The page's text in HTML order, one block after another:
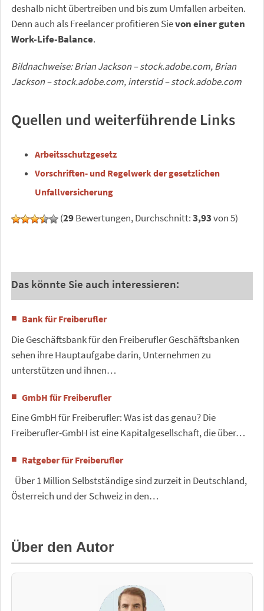
deshalb nicht übertreiben und bis zum Umfallen arbeiten.
Denn auch als Freelancer profitieren Sievon einer guten
Work-Life-Balance.
Bildnachweise: Brian Jackson – stock.adobe.com, Brian
Jackson – stock.adobe.com, interstid – stock.adobe.com
Quellen und weiterführende Links
Arbeitsschutzgesetz
Vorschriften- und Regelwerk der gesetzlichen
Unfallversicherung
(29Bewertungen, Durchschnitt:3,93von 5)
Das könnte Sie auch interessieren:
Bank für Freiberufler
Die Geschäftsbank für den Freiberufler Geschäftsbanken
sehen ihre Hauptaufgabe darin, Unternehmen zu
unterstützen und ihnen…
GmbH für Freiberufler
Eine GmbH für Freiberufler: Was ist das genau? Die
Freiberufler-GmbH ist eine Kapitalgesellschaft, die über…
Ratgeber für Freiberufler
Über 1 Million Selbstständige sind zurzeit in Deutschland,
Österreich und der Schweiz in den…
Über den Autor